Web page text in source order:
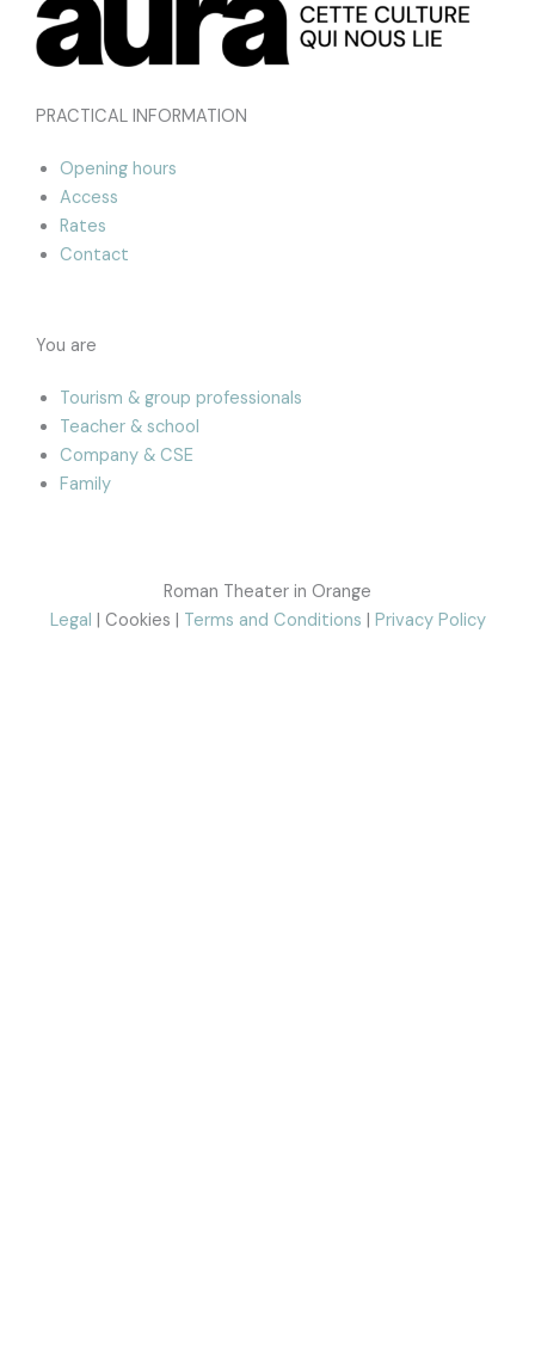
PRACTICAL INFORMATION
Opening hours
Access
Rates
Contact
You are
Tourism & group professionals
Teacher & school
Company & CSE
Family
Roman Theater in Orange
Legal | Cookies | Terms and Conditions Privacy Policy